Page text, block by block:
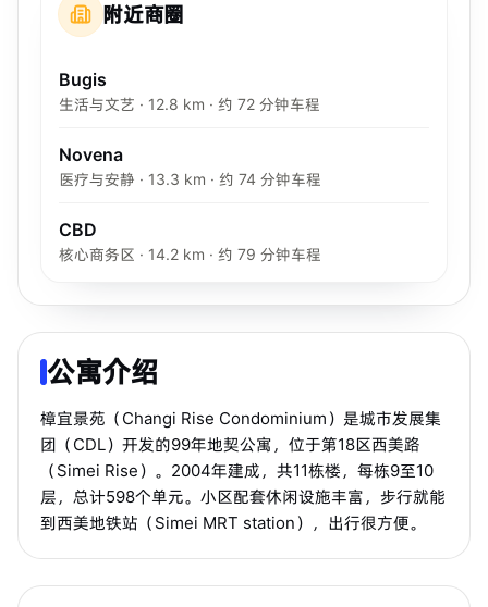
附近商圈
Bugis
生活与文艺 · 12.8 km · 约 72 分钟车程
Novena
医疗与安静 · 13.3 km · 约 74 分钟车程
CBD
核心商务区 · 14.2 km · 约 79 分钟车程
公寓介绍
樟宜景苑（Changi Rise Condominium）是城市发展集
团（CDL）开发的99年地契公寓，位于第18区西美路
（Simei Rise）。2004年建成，共11栋楼，每栋9至10
层，总计598个单元。小区配套休闲设施丰富，步行就能
到西美地铁站（Simei MRT station），出行很方便。